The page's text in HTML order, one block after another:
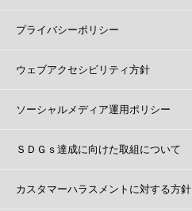
プライバシーポリシー
ウェブアクセシビリティ方針
ソーシャルメディア運用ポリシー
ＳＤＧｓ達成に向けた取組について
カスタマーハラスメントに対する方針